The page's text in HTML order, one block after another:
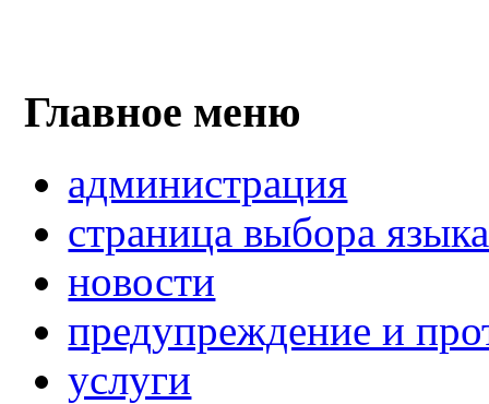
Главное меню
администрация
страница выбора языка
новости
предупреждение и
услуги